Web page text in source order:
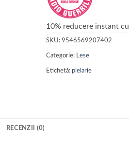
10% reducere instant cu
SKU: 9546569207402
Categorie: Lese
Etichetă: pielarie
RECENZII (0)